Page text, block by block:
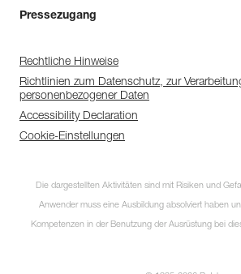
Pressezugang
Rechtliche Hinweise
Richtlinien zum Datenschutz, zur
personenbezogener Daten
Accessibility Declaration
Cookie-Einstellungen
Die dargestellten Aktivitäten sind mit Risiken und
Anwender muss eine Ausbildung absolviert haben
Kompetenzen in der Benutzung der Ausrüstung bei